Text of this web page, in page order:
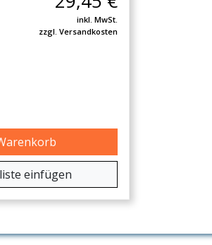
inkl. MwSt.
zzgl. Versandkosten
einfügen